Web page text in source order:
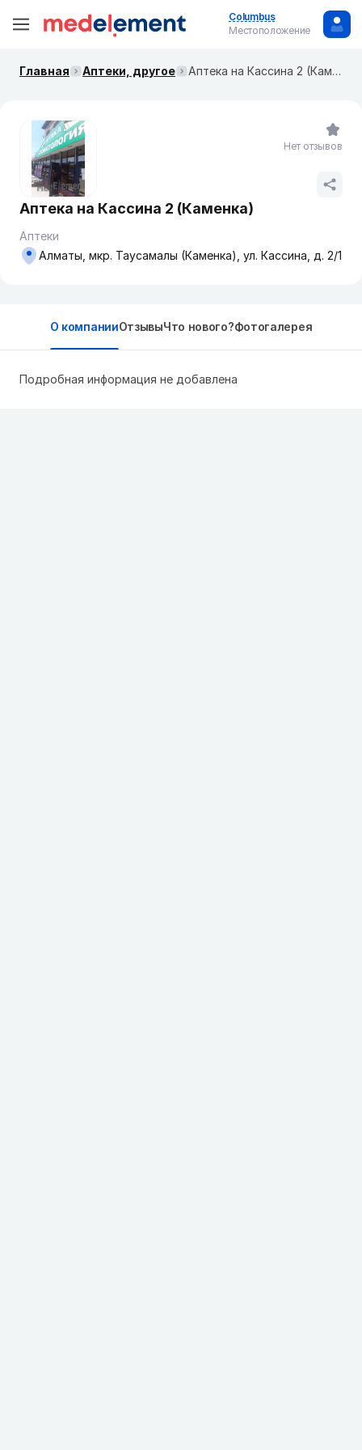
Columbus
Местоположение
Главная Аптеки, другое Аптека на Кассина 2 (Каменка)
Аптека на Кассина 2 (Каменка)
Аптеки
Алматы, мкр. Таусамалы (Каменка), ул. Кассина, д. 2/1
Нет отзывов
О компанииОтзывыЧто нового?Фотогалерея
Подробная информация не добавлена